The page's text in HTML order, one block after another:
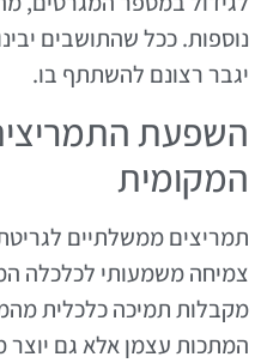
נוספות. ככל שהתושבים
יגבר רצונם להשתתף בו.
השפעת
המקומית
תמריצים ממשלתיים
צמיחה משמעותי לכלכלה
מקבלות תמיכה כלכלית
המתכות עצמן אלא גם